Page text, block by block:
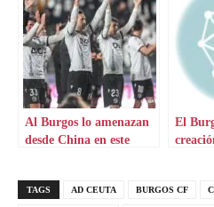
Al Burgos lo amenazan
desde China en este
El
TAGS AD CEUTA BURGOS CF